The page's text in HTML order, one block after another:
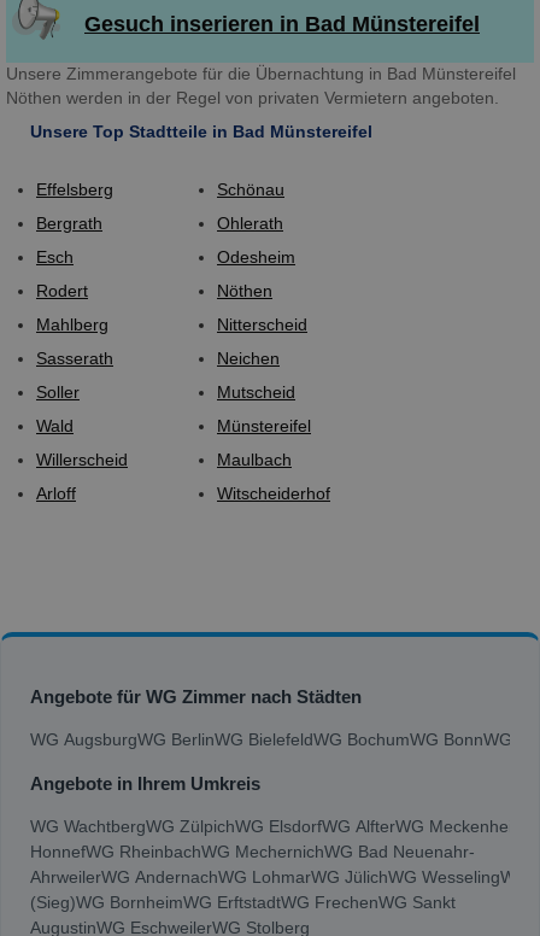
Gesuch inserieren in Bad Münstereifel
Unsere Zimmerangebote für die Übernachtung in Bad Münstereifel
Nöthen werden in der Regel von privaten Vermietern angeboten.
Unsere Top Stadtteile in Bad Münstereifel
Effelsberg
Bergrath
Esch
Rodert
Mahlberg
Sasserath
Soller
Wald
Willerscheid
Arloff
Schönau
Ohlerath
Odesheim
Nöthen
Nitterscheid
Neichen
Mutscheid
Münstereifel
Maulbach
Witscheiderhof
Angebote für WG Zimmer nach Städten
WG AugsburgWG BerlinWG BielefeldWG BochumWG BonnWG
Angebote in Ihrem Umkreis
WG WachtbergWG ZülpichWG ElsdorfWG AlfterWG Meckenheim
HonnefWG RheinbachWG MechernichWG Bad Neuenahr-
AhrweilerWG AndernachWG LohmarWG JülichWG WesselingWG
(Sieg)WG BornheimWG ErftstadtWG FrechenWG Sankt
AugustinWG EschweilerWG Stolberg